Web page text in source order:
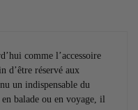
comme l’accessoire
d’être réservé aux
un indispensable du
balade ou en voyage, il